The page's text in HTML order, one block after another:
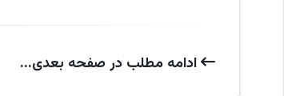
ادامه‌ مطلب در صفحه‌ بعدی...